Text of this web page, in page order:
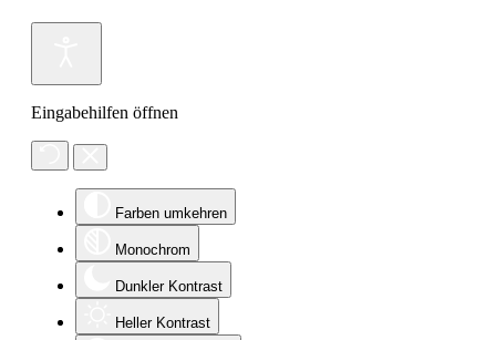
Eingabehilfen öffnen
Farben umkehren
Monochrom
Dunkler Kontrast
Heller Kontrast